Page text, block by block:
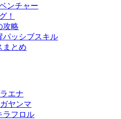
ンチャー
！
攻略
パッシブスキル
まとめ
エナ
ヤンマ
ラフロル